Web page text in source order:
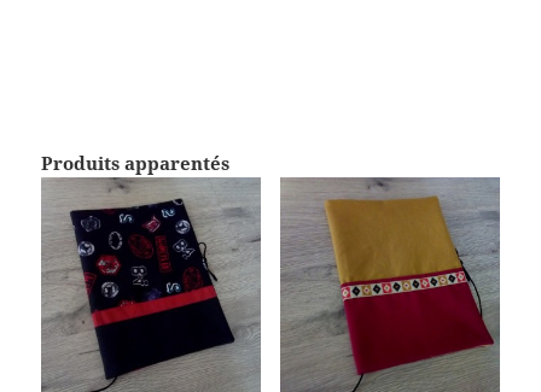
Produits apparentés